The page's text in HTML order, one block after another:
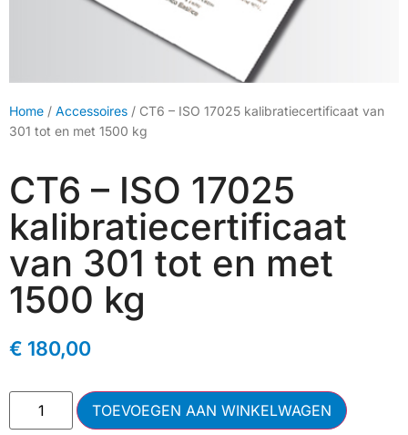
Home / Accessoires / CT6 – ISO 17025 kalibratiecertificaat van
301 tot en met 1500 kg
CT6 – ISO 17025
kalibratiecertificaat
van 301 tot en met
1500 kg
€ 180,00
TOEVOEGEN AAN WINKELWAGEN